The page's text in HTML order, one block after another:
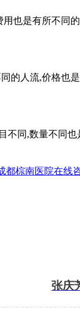
是有所不同
人流,价格也
,数量不同
张庆